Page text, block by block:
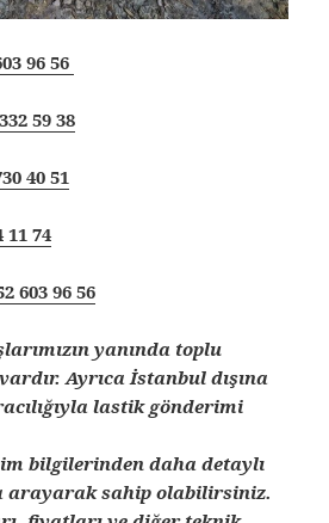
96 56
59 38
40 51
11 74
603 96 56
yanında toplu
Ayrıca İstanbul dışına
lastik gönderimi
bilgilerinden daha detaylı
arayarak sahip olabilirsiniz.